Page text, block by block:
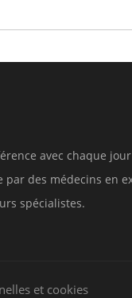
avec chaque
par des médecins en
spécialistes.
et cookies